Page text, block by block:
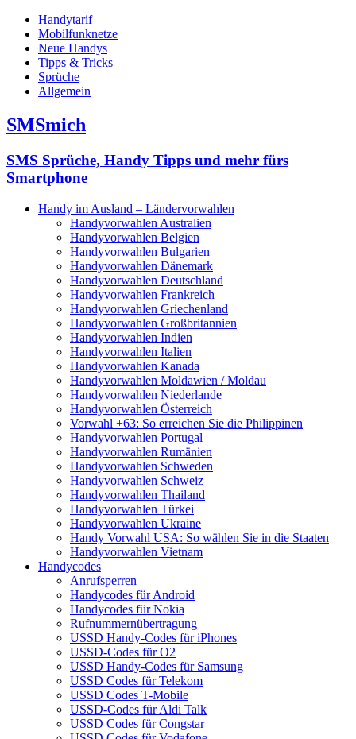
Handytarif
Mobilfunknetze
Neue Handys
Tipps & Tricks
Sprüche
Allgemein
SMSmich
SMS Sprüche, Handy Tipps und mehr fürs
Smartphone
Handy im Ausland – Ländervorwahlen
Handyvorwahlen Australien
Handyvorwahlen Belgien
Handyvorwahlen Bulgarien
Handyvorwahlen Dänemark
Handyvorwahlen Deutschland
Handyvorwahlen Frankreich
Handyvorwahlen Griechenland
Handyvorwahlen Großbritannien
Handyvorwahlen Indien
Handyvorwahlen Italien
Handyvorwahlen Kanada
Handyvorwahlen Moldawien / Moldau
Handyvorwahlen Niederlande
Handyvorwahlen Österreich
Vorwahl +63: So erreichen Sie die Philippinen
Handyvorwahlen Portugal
Handyvorwahlen Rumänien
Handyvorwahlen Schweden
Handyvorwahlen Schweiz
Handyvorwahlen Thailand
Handyvorwahlen Türkei
Handyvorwahlen Ukraine
Handy Vorwahl USA: So wählen Sie in die Staaten
Handyvorwahlen Vietnam
Handycodes
Anrufsperren
Handycodes für Android
Handycodes für Nokia
Rufnummernübertragung
USSD Handy-Codes für iPhones
USSD-Codes für O2
USSD Handy-Codes für Samsung
USSD Codes für Telekom
USSD Codes T-Mobile
USSD-Codes für Aldi Talk
USSD Codes für Congstar